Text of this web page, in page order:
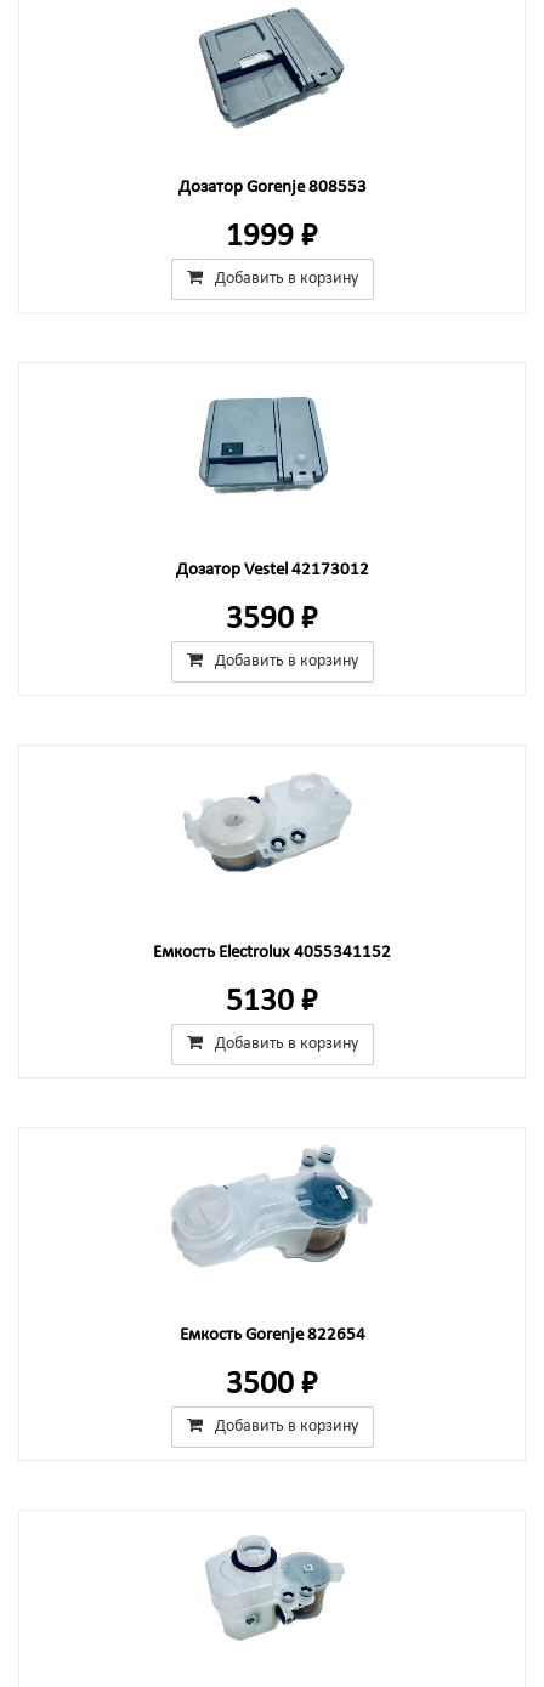
Дозатор Gorenje 808553
1999 ₽
Добавить в корзину
Дозатор Vestel 42173012
3590 ₽
Добавить в корзину
Емкость Electrolux 4055341152
5130 ₽
Добавить в корзину
Емкость Gorenje 822654
3500 ₽
Добавить в корзину